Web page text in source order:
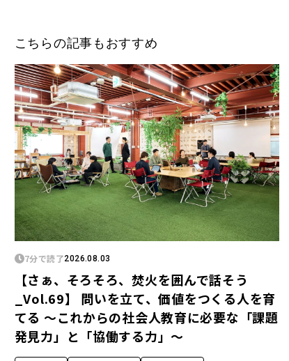
こちらの記事もおすすめ
7分で読了2026.08.03
【さぁ、そろそろ、焚火を囲んで話そう
_Vol.69】 問いを立て、価値をつくる人を育
てる 〜これからの社会人教育に必要な「課題
発見力」と「協働する力」〜